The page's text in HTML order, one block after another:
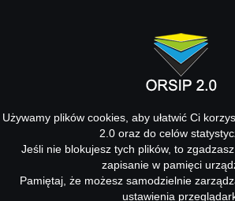
Używamy plików cookies, aby ułatwić Ci
2.0 oraz do celów
Jeśli nie blokujesz tych plików, to
zapisanie w pamięci
Pamiętaj, że możesz samodzielnie
ustawienia